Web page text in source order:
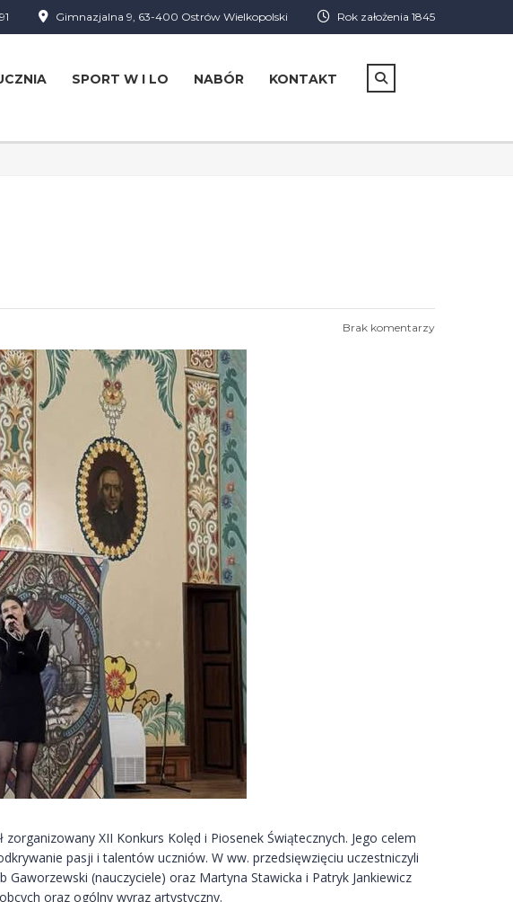
Rok założenia 1845
Gimnazjalna 9, 63-400 Ostrów Wielkopolski
SPORT W I LO NABÓR KONTAKT
Brak komentarzy
XII Konkurs Kolęd i Piosenek Świątecznych. Jego celem
pasji i talentów uczniów. W ww. przedsięwzięciu uczestniczyli
Gaworzewski (nauczyciele) oraz Martyna Stawicka i Patryk Jankiewicz
oraz ogólny wyraz artystyczny.